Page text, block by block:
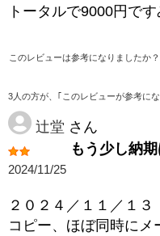
トータルで9000円で
このレビューは参考になりましたか？
3人の方が、｢このレビューが参考に
辻堂 さん
もう少し納
2024/11/25
２０２４／１１／
コピー、ほぼ同時に